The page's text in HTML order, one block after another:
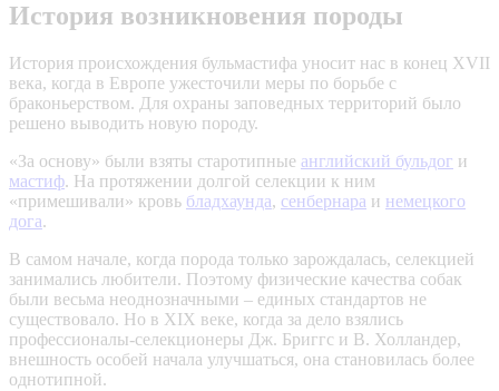
История возникновения породы
История происхождения бульмастифа уносит нас в конец XVII
века, когда в Европе ужесточили меры по борьбе с
браконьерством. Для охраны заповедных территорий было
решено выводить новую породу.
«За основу» были взяты старотипные английский бульдог и
мастиф. На протяжении долгой селекции к ним
«примешивали» кровь бладхаунда, сенбернара и немецкого
дога.
В самом начале, когда порода только зарождалась, селекцией
занимались любители. Поэтому физические качества собак
были весьма неоднозначными – единых стандартов не
существовало. Но в XIX веке, когда за дело взялись
профессионалы-селекционеры Дж. Бриггс и В. Холландер,
внешность особей начала улучшаться, она становилась более
однотипной.